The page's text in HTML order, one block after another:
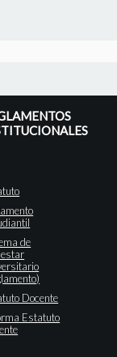
de
Docente
Estatuto